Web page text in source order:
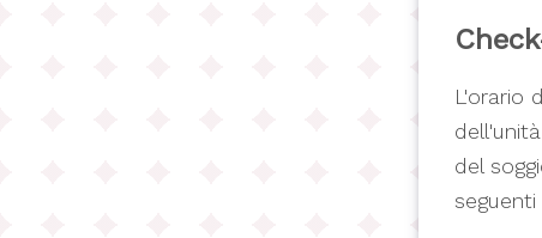
L'orario
del
seguenti